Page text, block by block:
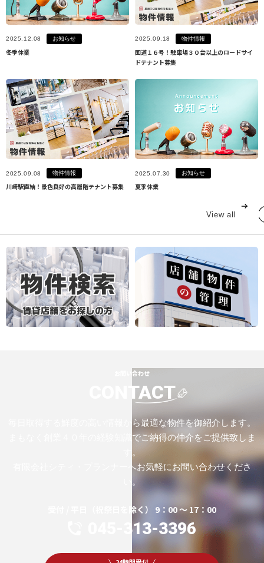
2025.12.08 お知らせ
冬季休業
2025.09.18 物件情報
国道１６号！駐車場３０台以上のロードサイ
ドテナント募集
2025.09.08 物件情報
川崎駅直結！景色良好の高層階テナント募集
2025.07.30 お知らせ
夏季休業
View all
お問い合わせ
CONTACT
毎日取得する鮮度の高い情報から最適な物件を御紹介します。
まもなく創業４０年の経験知識でご納得の仲介をご提供致しま
す。
有限会社シティ・プランナーへお気軽にお問い合わせくださ
い。
受付 / 平日（祝祭日を除く） 9：00 ～ 17：00
045-313-3396